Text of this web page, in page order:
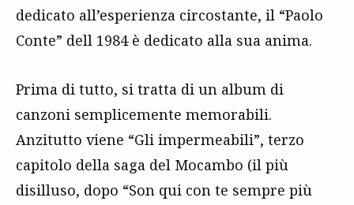
dedicato all’esperienza circostante, il “Paolo
Conte” dell 1984 è dedicato alla sua anima.
Prima di tutto, si tratta di un album di
canzoni semplicemente memorabili.
Anzitutto viene “Gli impermeabili”, terzo
capitolo della saga del Mocambo (il più
disilluso, dopo “Son qui con te sempre più